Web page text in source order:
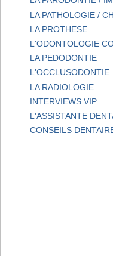
LA PATHOLOGIE /
LA PROTHESE
L'ODONTOLOGIE
LA PEDODONTIE
L'OCCLUSODONTIE
LA RADIOLOGIE
INTERVIEWS VIP
L'ASSISTANTE
CONSEILS